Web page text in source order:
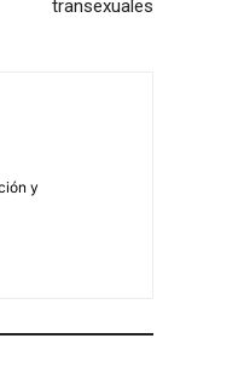
transexuales
y